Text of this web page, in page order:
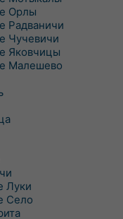
Орлы
Радваничи
Чучевичи
Яковчицы
Малешево
Луки
Село